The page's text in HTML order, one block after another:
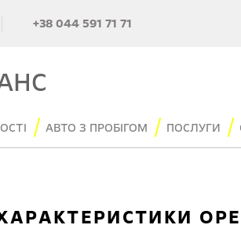
+38 044 591 71 71
АВТО З ПРОБІГОМ ПОСЛУГИ